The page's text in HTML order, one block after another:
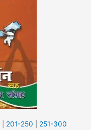
201-250
251-300